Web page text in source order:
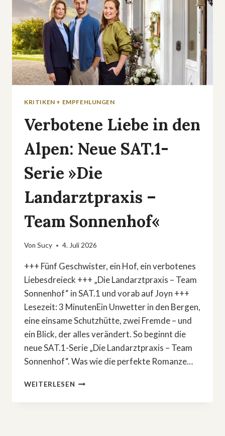
KRITIKEN + EMPFEHLUNGEN
Verbotene Liebe in den
Alpen: Neue SAT.1-
Serie »Die
Landarztpraxis –
Team Sonnenhof«
Von Sucy 4. Juli 2026
+++ Fünf Geschwister, ein Hof, ein verbotenes
Liebesdreieck +++ „Die Landarztpraxis – Team
Sonnenhof“ in SAT.1 und vorab auf Joyn +++
Lesezeit: 3 MinutenEin Unwetter in den Bergen,
eine einsame Schutzhütte, zwei Fremde – und
ein Blick, der alles verändert. So beginnt die
neue SAT.1-Serie „Die Landarztpraxis – Team
Sonnenhof“. Was wie die perfekte Romanze…
WEITERLESEN VERBOTENE
IN